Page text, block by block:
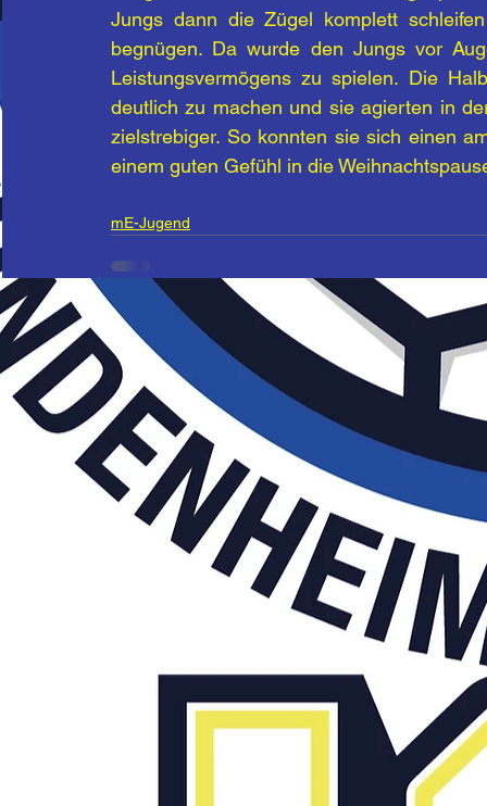
Jungs dann die Zügel komplett
begnügen. Da wurde den Jungs vor
Leistungsvermögens zu spielen. Die
deutlich zu machen und sie agierten in
zielstrebiger. So konnten sie sich einen
einem guten Gefühl in die
mE-Jugend